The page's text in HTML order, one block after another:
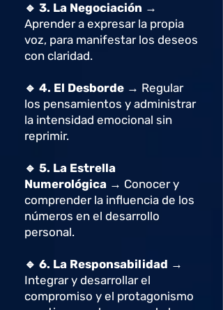
🔹 3. La Negociación →
Aprender a expresar la propia
voz, para manifestar los deseos
con claridad.
🔹 4. El Desborde → Regular
los pensamientos y administrar
la intensidad emocional sin
reprimir.
🔹 5. La Estrella
Numerológica → Conocer y
comprender la influencia de los
números en el desarrollo
personal.
🔹 6. La Responsabilidad →
Integrar y desarrollar el
compromiso y el protagonismo